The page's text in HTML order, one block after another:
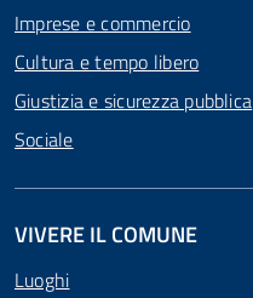
Imprese e commercio
Cultura e tempo libero
Giustizia e sicurezza pubblica
Sociale
VIVERE IL COMUNE
Luoghi